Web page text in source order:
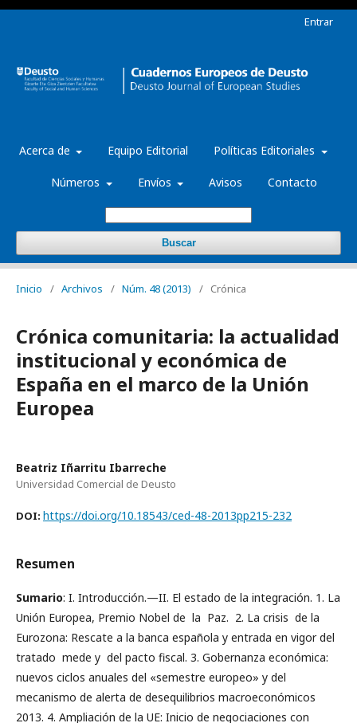
Acerca de Equipo Editorial Políticas Editoriales
Números Envíos Avisos Contacto
Buscar
Entrar
Inicio / Archivos / Núm. 48 (2013) / Crónica
Crónica comunitaria: la actualidad
institucional y económica de
España en el marco de la Unión
Europea
Beatriz Iñarritu Ibarreche
Universidad Comercial de Deusto
DOI: https://doi.org/10.18543/ced-48-2013pp215-232
Resumen
Sumario: I. Introducción.—II. El estado de la integración. 1. La
Unión Europea, Premio Nobel de la Paz. 2. La crisis de la
Eurozona: Rescate a la banca española y entrada en vigor del
tratado mede y del pacto fiscal. 3. Gobernanza económica:
nuevos ciclos anuales del «semestre europeo» y del
mecanismo de alerta de desequilibrios macroeconómicos
2013. 4. Ampliación de la UE: Inicio de negociaciones con